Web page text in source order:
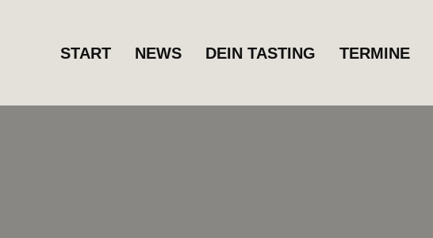
START NEWS DEIN TASTING TERMINE